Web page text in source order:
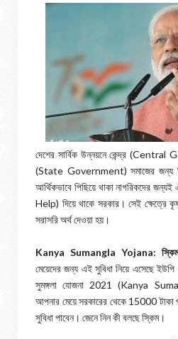
দেশের সার্বিক উন্নয়নে কেন্দ্র
(State Government) সমাজের জন্য
আর্থিকভাবে পিছিয়ে থাকা নাগরিকদের
Help) দিয়ে থাকে সরকার। সেই ক্ষেত্রে
সরাসরি অর্থ দেওয়া হয়।
Kanya Sumangla Yojana: স্কিম
মেয়েদের জন্য এই সুবিধা নিয়ে এসেছে
সুমঙ্গলা যোজনা 2021 (Kanya
আপনার মেয়ে সরকারের থেকে 15000 টাকা
সুবিধা পাবেন। জেনে নিন কী বলছে স্কিম।